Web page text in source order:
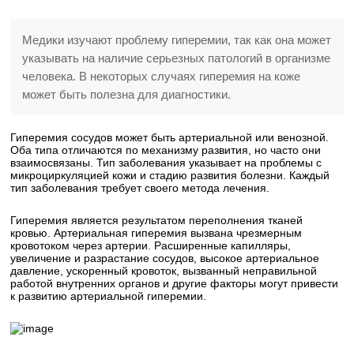
Медики изучают проблему гиперемии, так как она может
указывать на наличие серьезных патологий в организме
человека. В некоторых случаях гиперемия на коже
может быть полезна для диагностики.
Гиперемия сосудов может быть артериальной или венозной.
Оба типа отличаются по механизму развития, но часто они
взаимосвязаны. Тип заболевания указывает на проблемы с
микроциркуляцией кожи и стадию развития болезни. Каждый
тип заболевания требует своего метода лечения.
Гиперемия является результатом переполнения тканей
кровью. Артериальная гиперемия вызвана чрезмерным
кровотоком через артерии. Расширенные капилляры,
увеличение и разрастание сосудов, высокое артериальное
давление, ускоренный кровоток, вызванный неправильной
работой внутренних органов и другие факторы могут привести
к развитию артериальной гиперемии.